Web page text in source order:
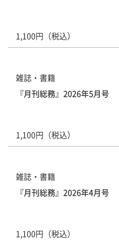
1,100円（税込）
雑誌・書籍
『月刊総務』2026年5月号
1,100円（税込）
雑誌・書籍
『月刊総務』2026年4月号
1,100円（税込）